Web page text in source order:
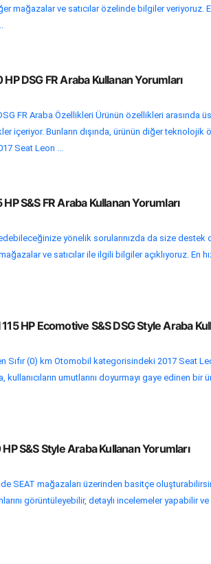
mağazalar ve satıcılar özelinde bilgiler veriyoruz.
DSG FR Araba Kullanan Yorumları
FR Araba Özellikleri Ürünün özellikleri arasında
içeriyor. Bunların dışında, ürünün diğer
Seat Leon ...
S&S FR Araba Kullanan Yorumları
yönelik sorularınızda da size destek
ve satıcılar ile ilgili bilgiler açıklıyoruz. En
HP Ecomotive S&S DSG Style Araba
Sıfır (0) km Otomobil kategorisindeki 2017 Seat
umutlarını doyurmayı gaye edinen bir
S&S Style Araba Kullanan Yorumları
SEAT mağazaları üzerinden basitçe
görüntüleyebilir, detaylı incelemeler yapabilir ve